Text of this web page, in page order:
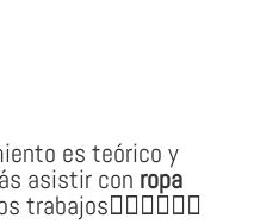
es teórico y
asistir con ropa
trabajos👷🏽‍♀👷🏼‍♂